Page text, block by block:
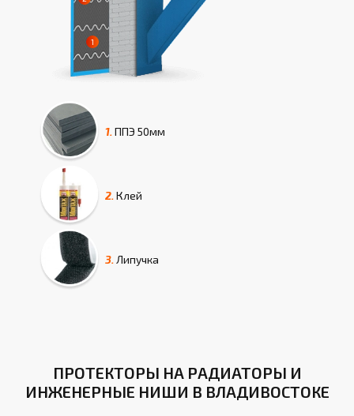
1. ППЭ 50мм
2. Клей
3. Липучка
ПРОТЕКТОРЫ НА РАДИАТОРЫ И
ИНЖЕНЕРНЫЕ НИШИ В ВЛАДИВОСТОКЕ